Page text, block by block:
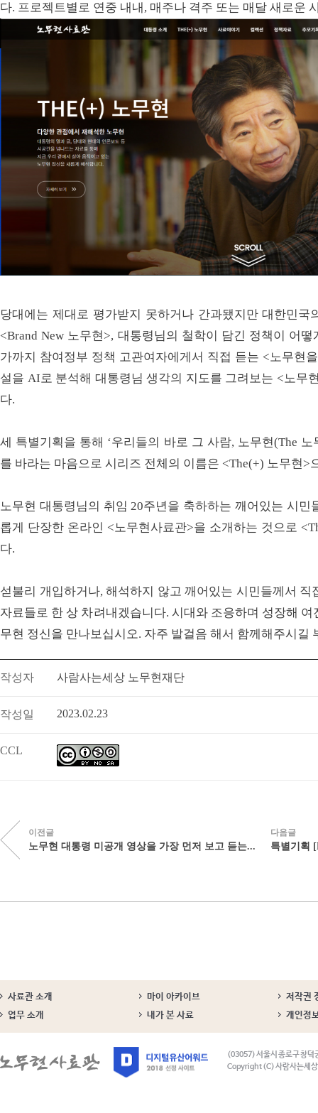
다. 프로젝트별로 연중 내내, 매주나 격주 또는 매달 새로운
당대에는 제대로 평가받지 못하거나 간과됐지만 대한민국
<Brand New 노무현>, 대통령님의 철학이 담긴 정책이 어
가까지 참여정부 정책 고관여자에게서 직접 듣는 <노무현
설을 AI로 분석해 대통령님 생각의 지도를 그려보는 <노무
다.
세 특별기획을 통해 ‘우리들의 바로 그 사람, 노무현(The 노
를 바라는 마음으로 시리즈 전체의 이름은 <The(+) 노무현>
노무현 대통령님의 취임 20주년을 축하하는 깨어있는 시
롭게 단장한 온라인 <노무현사료관>을 소개하는 것으로
다.
섣불리 개입하거나, 해석하지 않고 깨어있는 시민들께서
자료들로 한 상 차려내겠습니다. 시대와 조응하며 성장해
무현 정신을 만나보십시오. 자주 발걸음 해서 함께해주시길
작성자 사람사는세상 노무현재단
작성일 2023.02.23
CCL
이전글
노무현 대통령 미공개 영상을 가장 먼저 보고 듣는...
다음글
특별기획
사료관 소개 마이 아카이브
저작권
업무 소개
내가 본 사료 개인정
(03057) 서울시 종로구 창덕
Copyright (C) 사람사는세